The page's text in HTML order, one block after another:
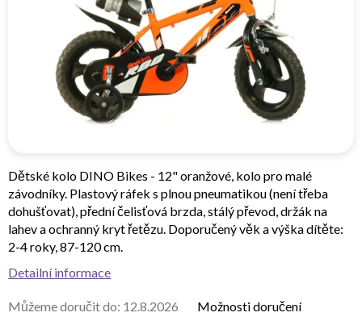
Můžeme doručit do: 12.8.2026 Možnosti doručení
Dětské kolo DINO Bikes - 12" oranžové, kolo pro malé
závodníky. Plastový ráfek s plnou pneumatikou (není třeba
dohušťovat), přední čelisťová brzda, stálý převod, držák na
lahev a ochranný kryt řetězu. Doporučený věk a výška dítěte:
2-4 roky, 87-120 cm.
Detailní informace